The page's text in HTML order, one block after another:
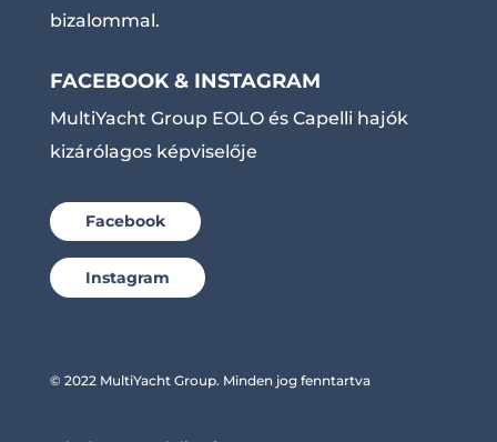
bizalommal.
FACEBOOK & INSTAGRAM
MultiYacht Group EOLO és Capelli hajók
kizárólagos képviselője
Facebook
Instagram
© 2022 MultiYacht Group. Minden jog fenntartva